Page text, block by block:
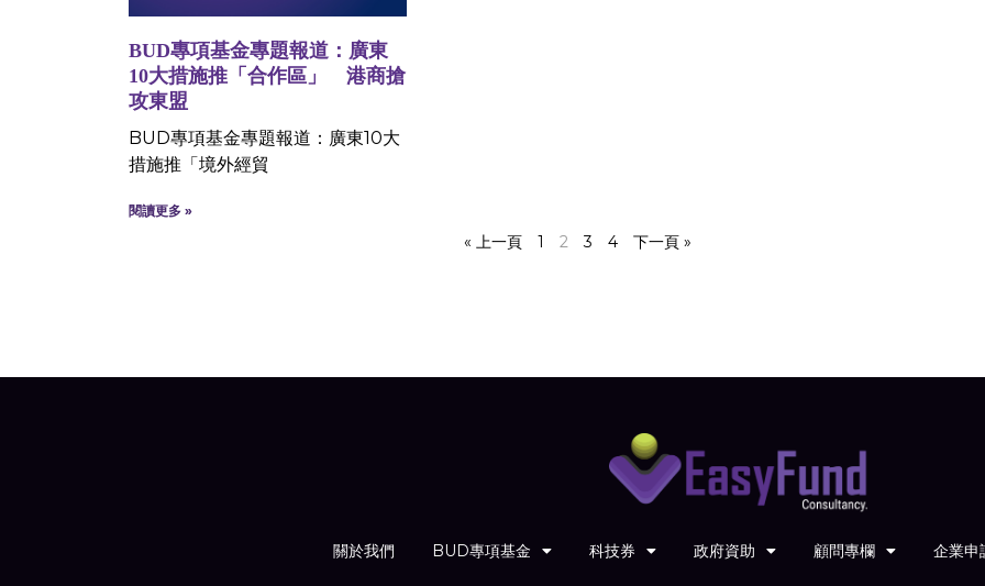
BUD專項基金專題報道：廣東
10大措施推「合作區」 港商搶
攻東盟
BUD專項基金專題報道：廣東10大
措施推「境外經貿
閱讀更多 »
« 上一頁 1 2 3 4 下一頁 »
關於我們 BUD專項基金 科技券 政府資助 顧問專欄 企業申